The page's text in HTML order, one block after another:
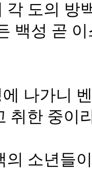
각 도의
백성 곧
나가니
취한 중이
의 소년들